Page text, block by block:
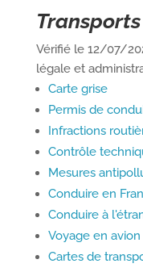
Vérifié le 12/07/
légale et
Carte grise
Permis de
Infractions
Contrôle
Mesures
Conduire en
Conduire à
Voyage en avion
Cartes de